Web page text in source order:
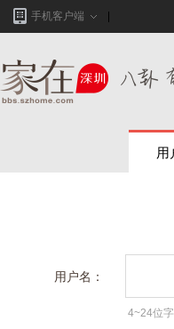
手机客户端
用
用户名：
4~24位